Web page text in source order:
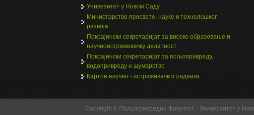
Унивезитет у Новом Саду
Министарство просвете, науке и технолошког
развоја
Покрајински секретаријат за високо образовање и
научноистраживачку делатност
Покрајински секретаријат за пољопривреду,
водопривреду и шумарство
Картон научно - истраживачког радника
Copyright © Пољопривредни Факултет - Универзитет у